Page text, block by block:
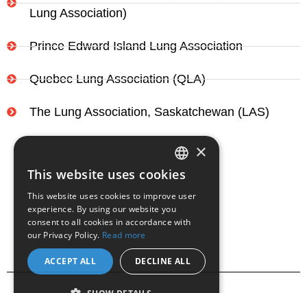
Lung Association)
Prince Edward Island Lung Association
Quebec Lung Association (QLA)
The Lung Association, Saskatchewan (LAS)
ENGLISH
×
This website uses cookies
This website uses cookies to improve user
experience. By using our website you
consent to all cookies in accordance with
our Privacy Policy. Read more
ACCEPT ALL DECLINE ALL